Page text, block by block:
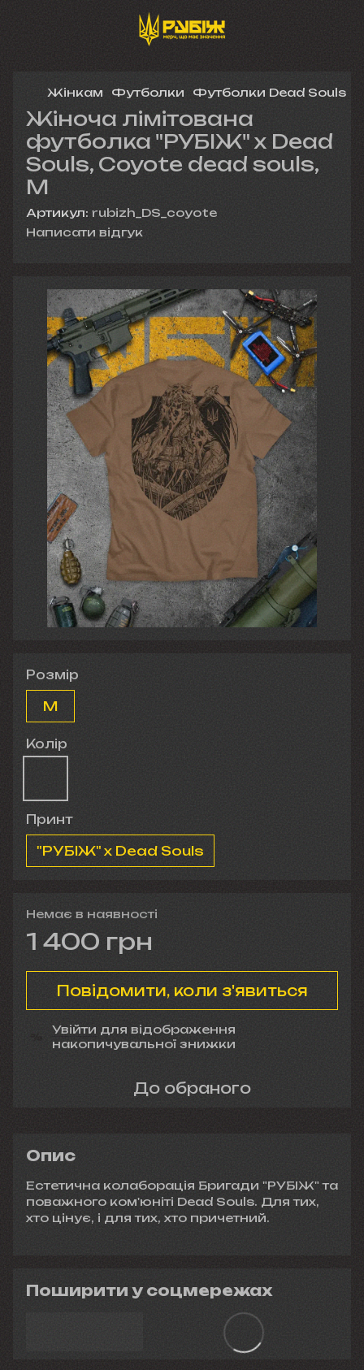
Жінкам Футболки Футболки Dead Souls
Жіноча лімітована
футболка "РУБІЖ" x Dead
Souls, Coyote dead souls,
M
Артикул: rubizh_DS_coyote
Написати відгук
Розмір
M
Колір
Принт
"РУБІЖ" x Dead Souls
Немає в наявності
1 400 грн
Повідомити, коли з'явиться
%
Увійти для відображення
накопичувальної знижки
До обраного
Опис
Естетична колаборація Бригади "РУБІЖ" та
поважного ком'юніті Dead Souls. Для тих,
хто цінує, і для тих, хто причетний.
Поширити у соцмережах